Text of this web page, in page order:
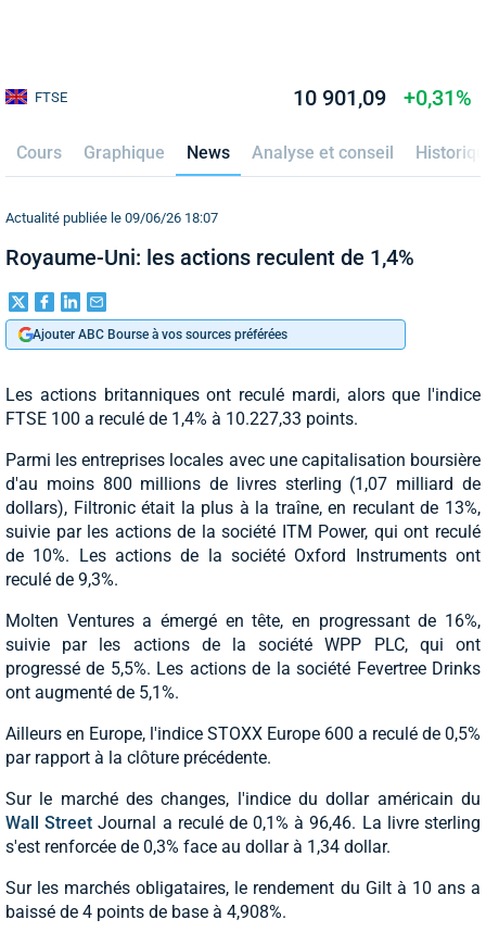
FTSE 10 901,09 +0,31%
Cours Graphique News Analyse et conseil
Actualité publiée le 09/06/26 18:07
Royaume-Uni: les actions reculent de 1,4%
Ajouter ABC Bourse à vos sources préférées
Les actions britanniques ont reculé mardi, alors que l'indice
FTSE 100 a reculé de 1,4% à 10.227,33 points.
Parmi les entreprises locales avec une capitalisation boursière
d'au moins 800 millions de livres sterling (1,07 milliard de
dollars), Filtronic était la plus à la traîne, en reculant de 13%,
suivie par les actions de la société ITM Power, qui ont reculé
de 10%. Les actions de la société Oxford Instruments ont
reculé de 9,3%.
Molten Ventures a émergé en tête, en progressant de 16%,
suivie par les actions de la société WPP PLC, qui ont
progressé de 5,5%. Les actions de la société Fevertree Drinks
ont augmenté de 5,1%.
Ailleurs en Europe, l'indice STOXX Europe 600 a reculé de 0,5%
par rapport à la clôture précédente.
Sur le marché des changes, l'indice du dollar américain du
Wall Street Journal a reculé de 0,1% à 96,46. La livre sterling
s'est renforcée de 0,3% face au dollar à 1,34 dollar.
Sur les marchés obligataires, le rendement du Gilt à 10 ans a
baissé de 4 points de base à 4,908%.